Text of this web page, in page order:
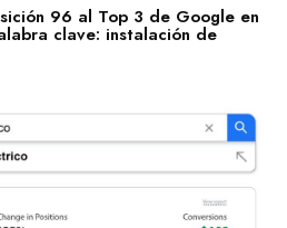
96 al Top 3 de Google en
clave: instalación de